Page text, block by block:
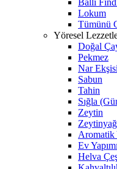
Ballı
Lokum
Tümünü
Yöresel
Doğal
Pekmez
Nar Ekşisi
Sabun
Tahin
Sığla
Zeytin
Aromatik
Ev
Helva